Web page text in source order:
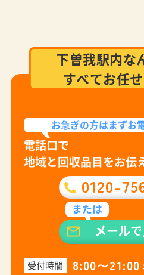
下曽我駅内な
すべてお任
お急ぎの方はまずお
電話口で
地域と回収品目をお伝
0120-
または
メール
受付時間 8:00〜21:00